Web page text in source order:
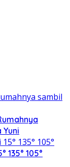
135° 105°